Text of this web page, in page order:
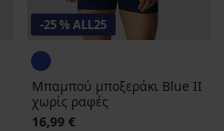
-25 % ALL25
Μπαμπού μποξεράκι Blue II
χωρίς ραφές
16,99 €